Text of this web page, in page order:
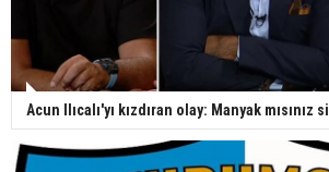
Acun Ilıcalı'yı kızdıran olay: Manyak mısınız